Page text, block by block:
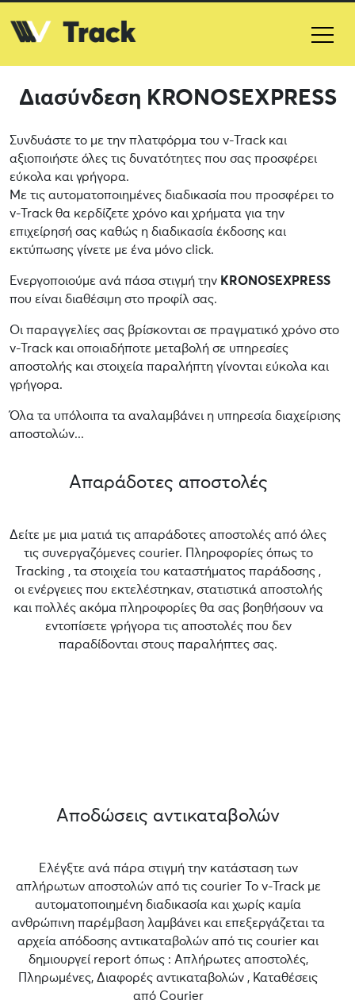
Διασύνδεση KRONOSEXPRESS
Συνδυάστε το με την πλατφόρμα του v-Track και
αξιοποιήστε όλες τις δυνατότητες που σας προσφέρει
εύκολα και γρήγορα.
Με τις αυτοματοποιημένες διαδικασία που προσφέρει το
v-Track θα κερδίζετε χρόνο και χρήματα για την
επιχείρησή σας καθώς η διαδικασία έκδοσης και
εκτύπωσης γίνετε με ένα μόνο click.
Ενεργοποιούμε ανά πάσα στιγμή την KRONOSEXPRESS
που είναι διαθέσιμη στο προφίλ σας.
Οι παραγγελίες σας βρίσκονται σε πραγματικό χρόνο στο
v-Track και οποιαδήποτε μεταβολή σε υπηρεσίες
αποστολής και στοιχεία παραλήπτη γίνονται εύκολα και
γρήγορα.
Όλα τα υπόλοιπα τα αναλαμβάνει η υπηρεσία διαχείρισης
αποστολών...
Απαράδοτες αποστολές
Δείτε με μια ματιά τις απαράδοτες αποστολές από όλες
τις συνεργαζόμενες courier. Πληροφορίες όπως το
Tracking , τα στοιχεία του καταστήματος παράδοσης ,
οι ενέργειες που εκτελέστηκαν, στατιστικά αποστολής
και πολλές ακόμα πληροφορίες θα σας βοηθήσουν να
εντοπίσετε γρήγορα τις αποστολές που δεν
παραδίδονται στους παραλήπτες σας.
Αποδώσεις αντικαταβολών
Ελέγξτε ανά πάρα στιγμή την κατάσταση των
απλήρωτων αποστολών από τις courier Το v-Track με
αυτοματοποιημένη διαδικασία και χωρίς καμία
ανθρώπινη παρέμβαση λαμβάνει και επεξεργάζεται τα
αρχεία απόδοσης αντικαταβολών από τις courier και
δημιουργεί report όπως : Απλήρωτες αποστολές,
Πληρωμένες, Διαφορές αντικαταβολών , Καταθέσεις
από Courier